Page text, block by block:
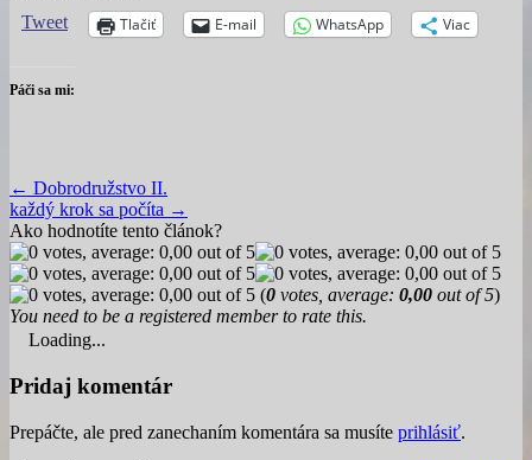
Tweet Tlačiť E-mail WhatsApp Viac
Páči sa mi:
Post
navigation
← Dobrodružstvo II.
každý krok sa počíta →
Ako hodnotíte tento článok?
(0 votes, average: 0,00 out of 5)
You need to be a registered member to rate this.
Loading...
Pridaj komentár
Prepáčte, ale pred zanechaním komentára sa musíte prihlásiť.